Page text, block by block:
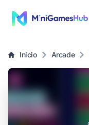
Inicio Arcade